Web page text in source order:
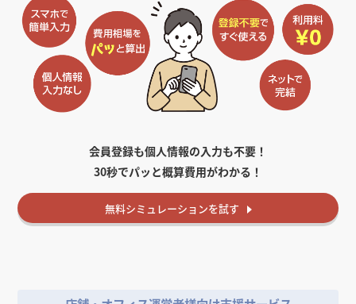
会員登録も個人情報の入力も不要！
30秒でパッと概算費用がわかる！
無料シミュレーションを試す